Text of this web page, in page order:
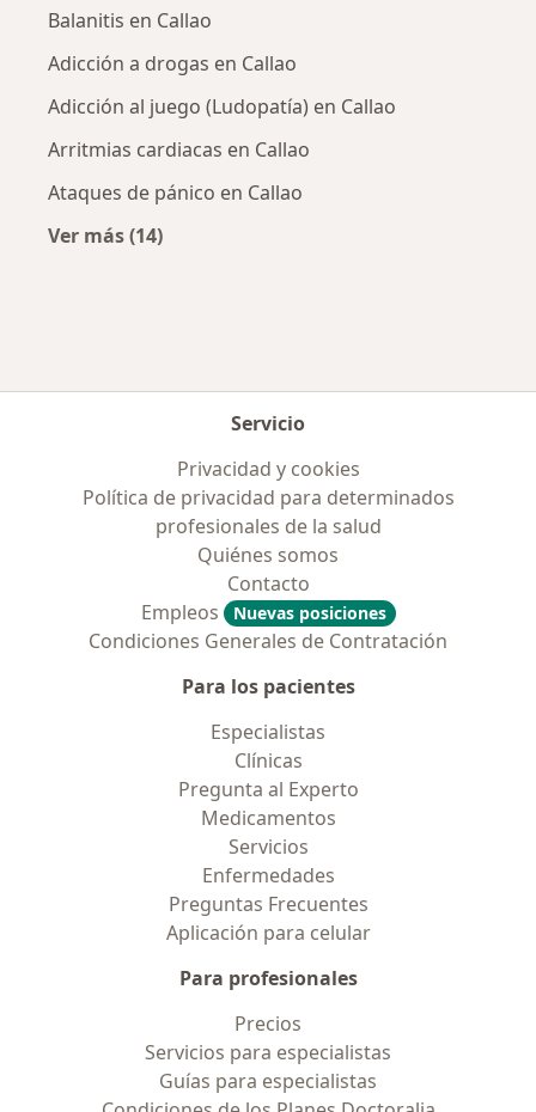
Balanitis en Callao
Adicción a drogas en Callao
Adicción al juego (Ludopatía) en Callao
Arritmias cardiacas en Callao
Ataques de pánico en Callao
Ver más (14)
Servicio
Privacidad y cookies
Política de privacidad para determinados
profesionales de la salud
Quiénes somos
Contacto
Empleos
Nuevas posiciones
Condiciones Generales de Contratación
Para los pacientes
Especialistas
Clínicas
Pregunta al Experto
Medicamentos
Servicios
Enfermedades
Preguntas Frecuentes
Aplicación para celular
Para profesionales
Precios
Servicios para especialistas
Guías para especialistas